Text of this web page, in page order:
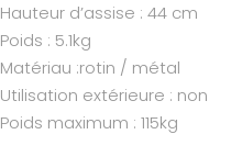
Hauteur d’assise : 44 cm
Poids : 5.1kg
Matériau :rotin / métal
Utilisation extérieure : non
Poids maximum : 115kg